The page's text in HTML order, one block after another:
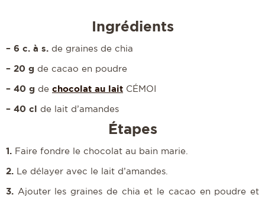
Ingrédients
– 6 c. à s. de graines de chia
– 20 g de cacao en poudre
– 40 g de chocolat au lait CÉMOI
– 40 cl de lait d’amandes
Étapes
1. Faire fondre le chocolat au bain marie.
2. Le délayer avec le lait d’amandes.
3.
Ajouter les graines de chia et le cacao en poudre et